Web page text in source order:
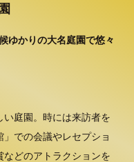
ゆかりの大名庭園で悠々
い庭園。時には来訪者を
での会議やレセプショ
などのアトラクションを